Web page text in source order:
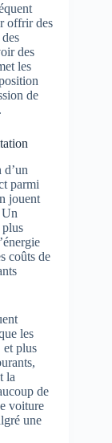
offrir des
des
les
de
.
d’un
parmi
jouent
Un
plus
coûts de
les
et plus
la
de
voiture
une